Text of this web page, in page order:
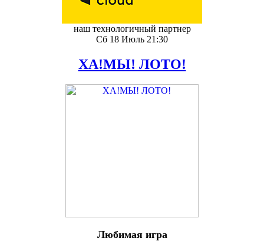
наш технологичный партнер
Сб 18 Июль 21:30
ХА!МЫ! ЛОТО!
Любимая игра